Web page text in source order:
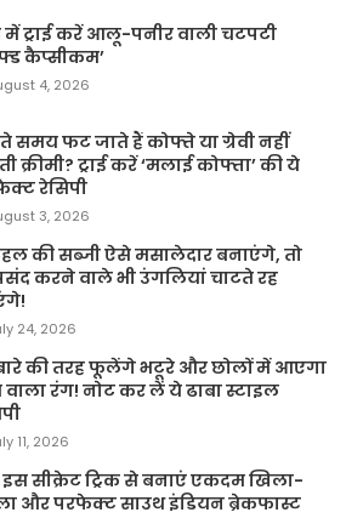
ट्राई करें आलू-पनीर वाली चटपटी
कैप्सीकम’
4, 2026
समय फट जाते हैं कोफ्ते या ग्रेवी नहीं
क्रीमी? ट्राई करें ‘मलाई कोफ्ता’ की ये
रेसिपी
3, 2026
की सब्जी ऐसे मसालेदार बनाएंगे, तो
करने वाले भी उंगलियां चाटते रह
24, 2026
की तरह फूलेंगे भटूरे और छोलों में आएगा
वाला रंग! नोट कर लें ये ढाबा स्टाइल
11, 2026
सीक्रेट ट्रिक से बनाएं एकदम खिला-
और परफेक्ट साउथ इंडियन ब्रेकफास्ट